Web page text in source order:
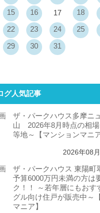
15 16 17 18
22 23 24 25
29 30 31
グ人気記事
ザ・パークハウス多摩ニ
山 2026年8月時点の相場
等地～【マンションマニア
2026年08
ザ・パークハウス 東陽
予算6000万円未満の方は
ク！！ ～若年層にもおす
グル向け住戸が販売中～
マニア】